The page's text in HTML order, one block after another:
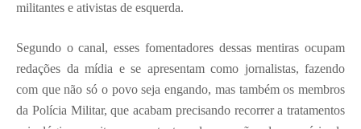
militantes e ativistas de esquerda.
Segundo o canal, esses fomentadores dessas mentiras ocupam
redações da mídia e se apresentam como jornalistas, fazendo
com que não só o povo seja engando, mas também os membros
da Polícia Militar, que acabam precisando recorrer a tratamentos